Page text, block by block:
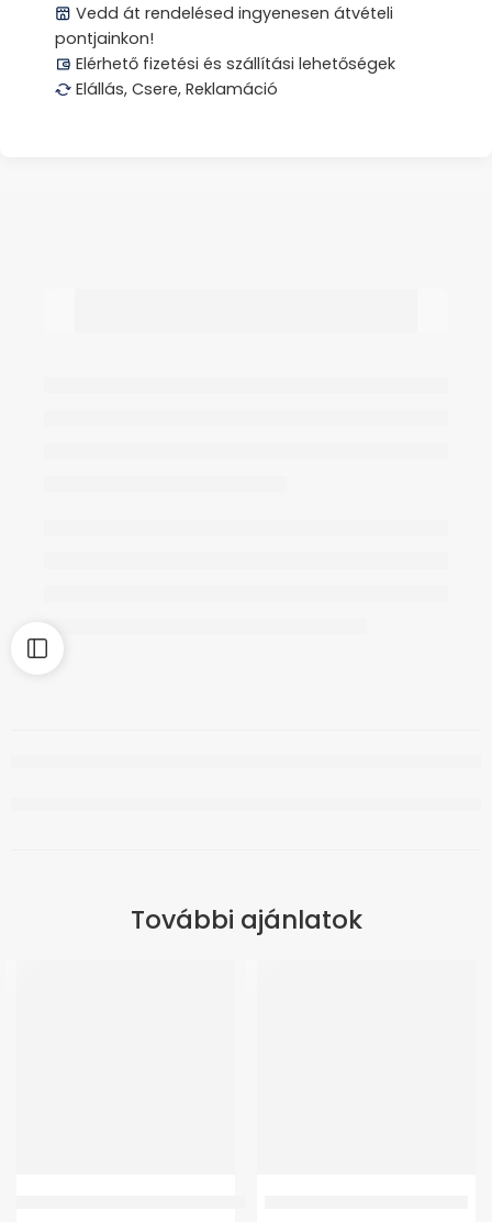
Vedd át rendelésed ingyenesen átvételi
pontjainkon!
Elérhető fizetési és szállítási lehetőségek
Elállás, Csere, Reklamáció
További ajánlatok